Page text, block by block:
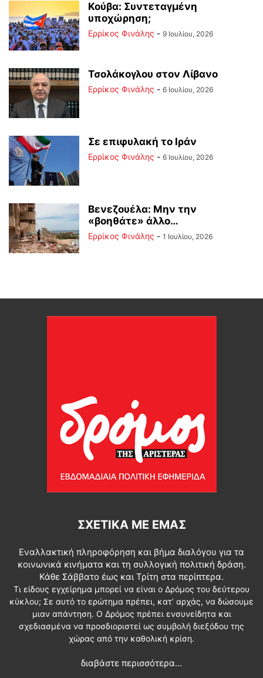
Κούβα: Συντεταγμένη
υποχώρηση;
Ερρίκος Φινάλης - 9 Ιουλίου, 2026
Τσολάκογλου στον Λίβανο
Ερρίκος Φινάλης - 6 Ιουλίου, 2026
Σε επιφυλακή το Ιράν
Ερρίκος Φινάλης - 6 Ιουλίου, 2026
Βενεζουέλα: Μην την
«βοηθάτε» άλλο…
Ερρίκος Φινάλης - 1 Ιουλίου, 2026
ΣΧΕΤΙΚΆ ΜΕ ΕΜΆΣ
Εναλλακτική πληροφόρηση και βήμα διαλόγου για τα
κοινωνικά κινήματα και τη συλλογική πολιτική δράση.
Κάθε Σάββατο έως και Τρίτη στα περίπτερα.
Τι είδους εγχείρημα μπορεί να είναι ο Δρόμος του δεύτερου
κύκλου; Σε αυτό το ερώτημα πρέπει, κατ’ αρχάς, να δώσουμε
μιαν απάντηση. Ο Δρόμος πρέπει ενσυνείδητα και
σχεδιασμένα να προσδιοριστεί ως συμβολή διεξόδου της
χώρας από την καθολική κρίση.
διαβάστε περισσότερα...